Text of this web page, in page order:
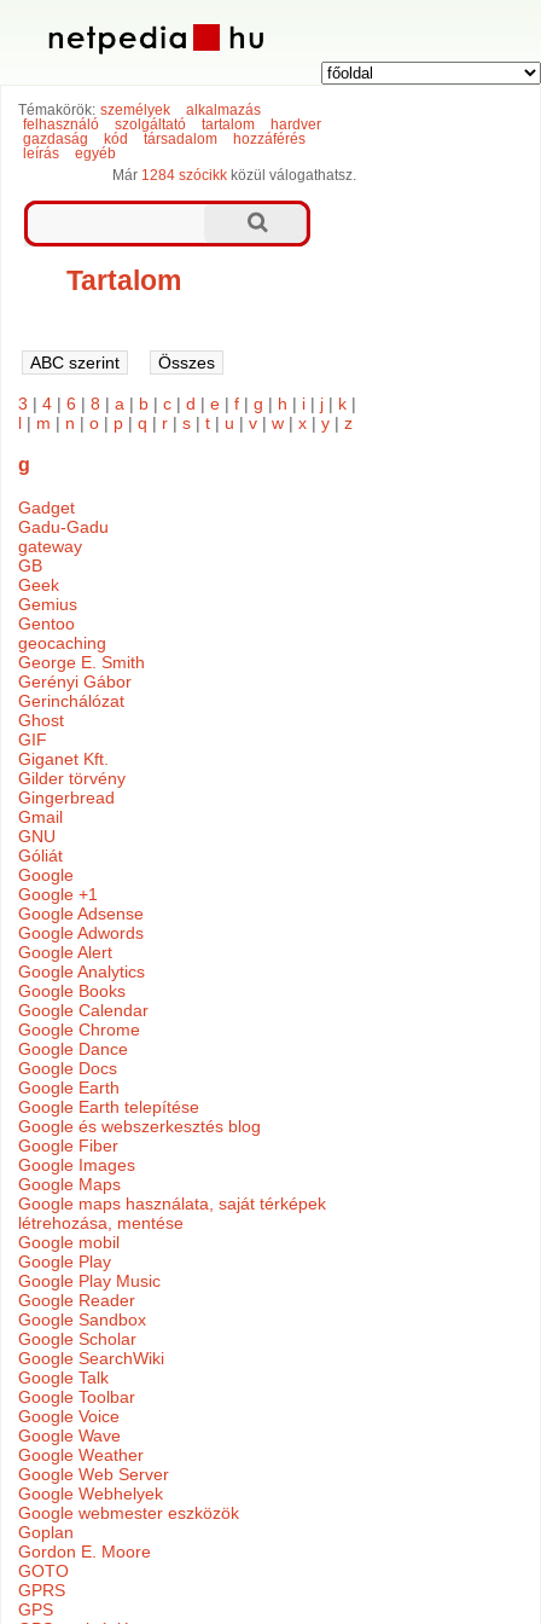
Témakörök: személyek
alkalmazás
felhasználó
szolgáltató tartalom
hardver
gazdaság
kód társadalom
hozzáférés
leírás
egyéb
Már 1284 szócikk közül válogathatsz.
Tartalom
3 |4 |6 |8 |a | b |c |d |e |f |g | h | i | j | k |
l | m | n |o | p |q | r |s |t | u |v |w |x |y |z
g
Gadget
Gadu-Gadu
gateway
GB
Geek
Gemius
Gentoo
geocaching
George E. Smith
Gerényi Gábor
Gerinchálózat
Ghost
GIF
Giganet Kft.
Gilder törvény
Gingerbread
Gmail
GNU
Góliát
Google
Google +1
Google Adsense
Google Adwords
Google Alert
Google Analytics
Google Books
Google Calendar
Google Chrome
Google Dance
Google Docs
Google Earth
Google Earth telepítése
Google és webszerkesztés blog
Google Fiber
Google Images
Google Maps
Google maps használata, saját térképek
létrehozása, mentése
Google mobil
Google Play
Google Play Music
Google Reader
Google Sandbox
Google Scholar
Google SearchWiki
Google Talk
Google Toolbar
Google Voice
Google Wave
Google Weather
Google Web Server
Google Webhelyek
Google webmester eszközök
Goplan
Gordon E. Moore
GOTO
GPRS
GPS